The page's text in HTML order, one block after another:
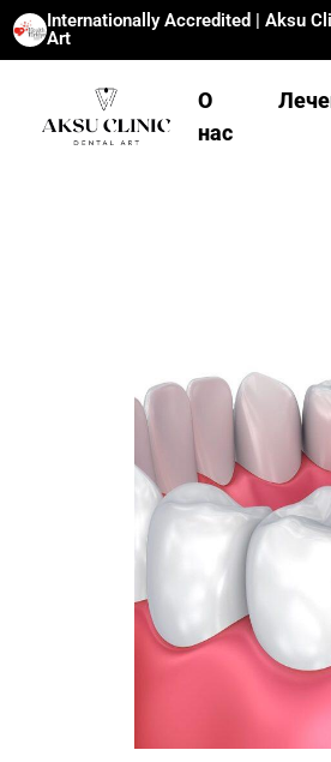
Internationally Accredited | Aksu
Art
О
нас